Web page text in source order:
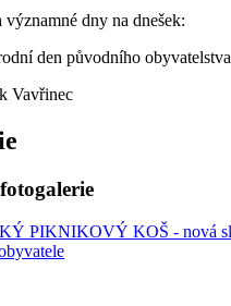
významné dny na dnešek:
den původního obyvatelstva
Vavřinec